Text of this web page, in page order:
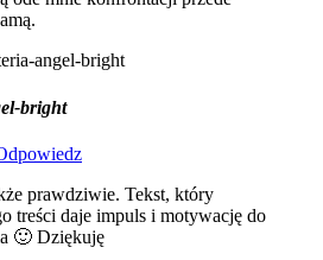
bright
prawdziwie. Tekst, który
treści daje impuls i motywację do
🙂 Dziękuję